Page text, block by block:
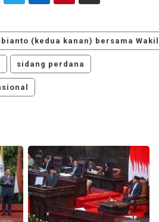
(kedua kanan) bersama
sidang perdana